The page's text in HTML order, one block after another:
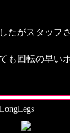
たがスタッフ
も回転の早い
た
そのまま
した